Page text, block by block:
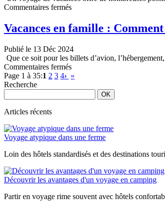
Lyon
stress
Commentaires ferméssur
choisir
un
plutôt
que
d’aller
au
Vacances en famille :
Publié le 13 Déc 2024
Que ce soit pour les billets d’avion,
Commentaires ferméssur
Vacances
:
budget
et
avec
prix
du
élevés
Page 1 à 35:1 2 3 4› »
Recherche
Articles récents
Voyage atypique dans une ferme
Loin des hôtels standardisés et des destinations
Découvrir les avantages d'un voyage en camping
Partir en voyage rime souvent avec hôtels